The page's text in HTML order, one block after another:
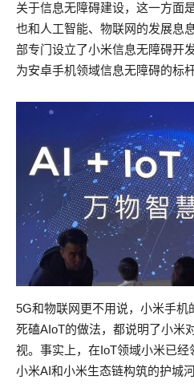
关于信息无障碍建设，这一方面
也和人工智能、物联网的发展息
部专门设立了小米信息无障碍开
为安卓手机领域信息无障碍的标杆
5G和物联网更不用说，小米手机
死磕AIoT的做法，都说明了小米
视。事实上，在IoT领域小米已经
小米AI和小米生态链构筑的护城